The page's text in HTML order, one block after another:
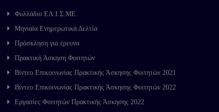
Φυλλάδιο ΕΛ.Ι.Σ.ΜΕ.
Μηνιαία Ενημερωτικά Δελτία
Πρόσκληση για έρευνα
Πρακτική Άσκηση Φοιτητών
Βίντεο Επικοινωνίας Πρακτικής Άσκησης Φοιτητών 2021
Βίντεο Επικοινωνίας Πρακτικής Άσκησης Φοιτητών 2022
Εργασίες Φοιτητών Πρακτικής Άσκησης 2022